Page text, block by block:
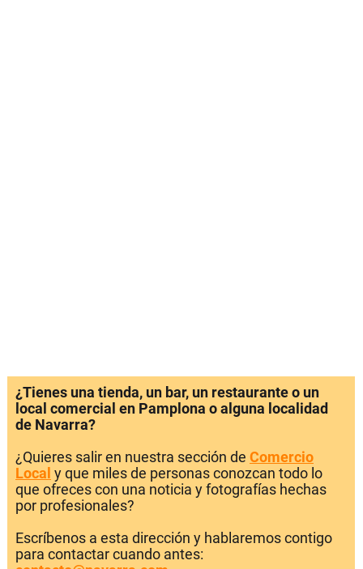
¿Tienes una tienda, un bar, un restaurante o un
local comercial en Pamplona o alguna localidad
de Navarra?
¿Quieres salir en nuestra sección de Comercio
Local y que miles de personas conozcan todo lo
que ofreces con una noticia y fotografías hechas
por profesionales?
Escríbenos a esta dirección y hablaremos contigo
para contactar cuando antes: